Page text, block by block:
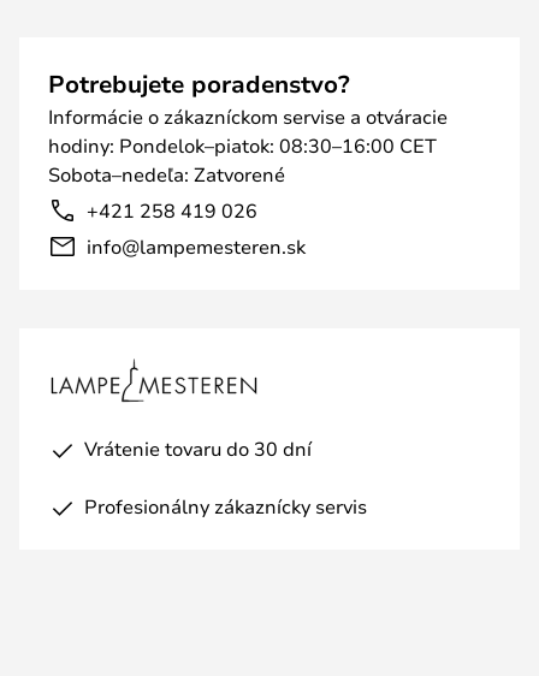
Potrebujete poradenstvo?
Informácie o zákazníckom servise a otváracie
hodiny: Pondelok–piatok: 08:30–16:00 CET
Sobota–nedeľa: Zatvorené
+421 258 419 026
info@lampemesteren.sk
Vrátenie tovaru do 30 dní
Profesionálny zákaznícky servis